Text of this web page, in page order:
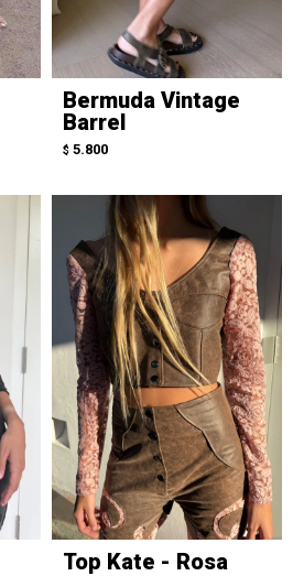
Bermuda Vintage
Barrel
$ 5.800
Top Kate - Rosa